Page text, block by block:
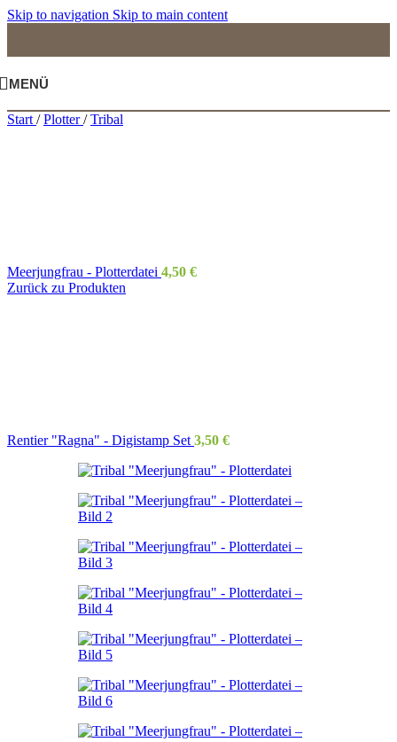
Skip to navigation Skip to main content
MENÜ
Start / Plotter/ Tribal
Meerjungfrau - Plotterdatei 4,50 €
Zurück zu Produkten
Rentier "Ragna" - Digistamp Set 3,50 €